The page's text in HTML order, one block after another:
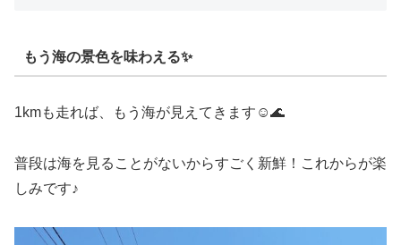
もう海の景色を味わえる✨
1kmも走れば、もう海が見えてきます☺️🌊
普段は海を見ることがないからすごく新鮮！これからが楽
しみです♪